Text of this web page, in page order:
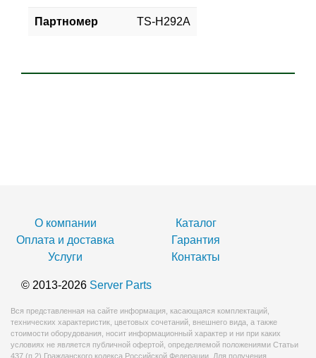
Партномер TS-H292A
О компании
Каталог
Оплата и доставка
Гарантия
Услуги
Контакты
© 2013-2026 Server Parts
Вся представленная на сайте информация, касающаяся комплектаций,
технических характеристик, цветовых сочетаний, внешнего вида, а также
стоимости оборудования, носит информационный характер и ни при каких
условиях не является публичной офертой, определяемой положениями Статьи
437 (п.2) Гражданского кодекса Российской Федерации. Для получения